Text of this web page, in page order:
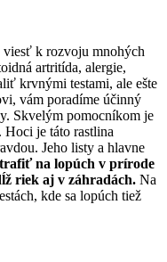
viesť k rozvoju mnohých
artritída, alergie,
krvnými testami, ale ešte
vám poradíme účinný
Skvelým pomocníkom je
Hoci je táto rastlina
Jeho listy a hlavne
na lopúch v prírode
riek aj v záhradách. Na
kde sa lopúch tiež